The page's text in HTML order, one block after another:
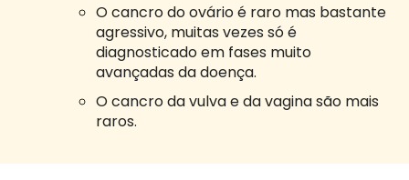
O cancro do ovário é raro mas bastante
agressivo, muitas vezes só é
diagnosticado em fases muito
avançadas da doença.
O cancro da vulva e da vagina são mais
raros.